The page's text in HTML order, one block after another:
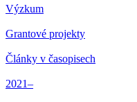
Výzkum
Grantové projekty
Články v časopisech
2021–